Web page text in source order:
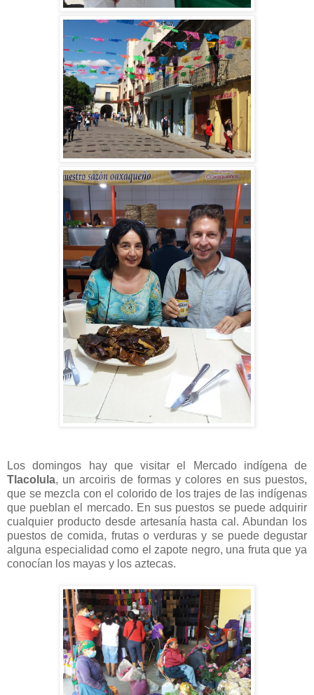
Los domingos hay que visitar el Mercado indígena de
Tlacolula, un arcoiris de formas y colores en sus puestos,
que se mezcla con el colorido de los trajes de las indígenas
que pueblan el mercado. En sus puestos se puede adquirir
cualquier producto desde artesanía hasta cal. Abundan los
puestos de comida, frutas o verduras y se puede degustar
alguna especialidad como el zapote negro, una fruta que ya
conocían los mayas y los aztecas.